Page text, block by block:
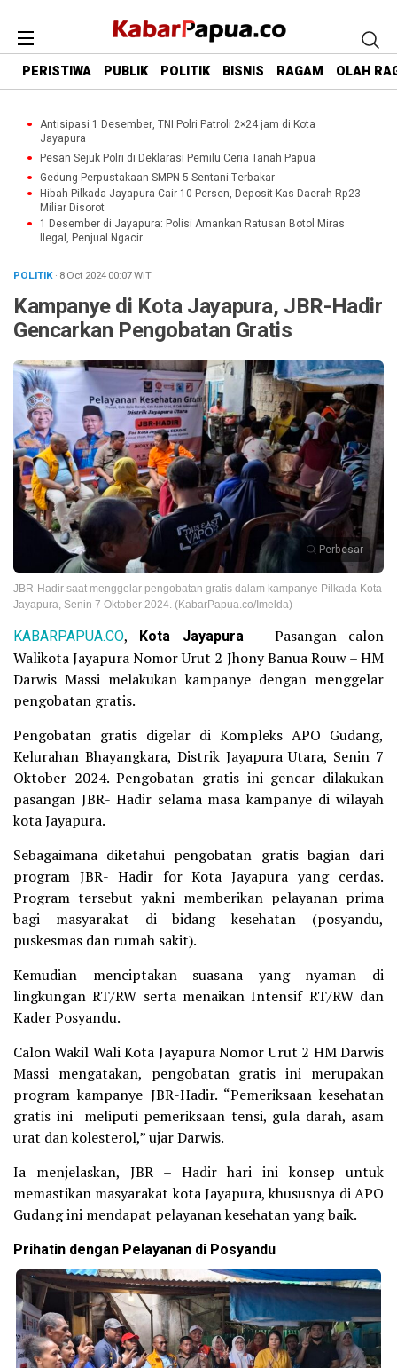
PERISTIWA PUBLIK POLITIK BISNIS RAGAM OLAH
Antisipasi 1 Desember, TNI Polri Patroli 2×24 jam di Kota
Jayapura
Pesan Sejuk Polri di Deklarasi Pemilu Ceria Tanah Papua
Gedung Perpustakaan SMPN 5 Sentani Terbakar
Hibah Pilkada Jayapura Cair 10 Persen, Deposit Kas Daerah Rp23
Miliar Disorot
1 Desember di Jayapura: Polisi Amankan Ratusan Botol Miras
Ilegal, Penjual Ngacir
POLITIK· 8 Oct 202400:07WIT
Kampanye di Kota Jayapura, JBR-Hadir
Gencarkan Pengobatan Gratis
Perbesar
JBR-Hadir saat menggelar pengobatan gratis dalam kampanye Pilkada Kota
Jayapura, Senin 7 Oktober 2024. (KabarPapua.co/Imelda)
KABARPAPUA.CO, Kota Jayapura– Pasangan calon
Walikota Jayapura Nomor Urut 2 Jhony Banua Rouw – HM
Darwis Massi melakukan kampanye dengan menggelar
pengobatan gratis.
Pengobatan gratis digelar di Kompleks APO Gudang,
Kelurahan Bhayangkara, Distrik Jayapura Utara, Senin 7
Oktober 2024. Pengobatan gratis ini gencar dilakukan
pasangan JBR- Hadir selama masa kampanye di wilayah
kota Jayapura.
Sebagaimana diketahui pengobatan gratis bagian dari
program JBR- Hadir for Kota Jayapura yang cerdas.
Program tersebut yakni memberikan pelayanan prima
bagi masyarakat di bidang kesehatan (posyandu,
puskesmas dan rumah sakit).
Kemudian menciptakan suasana yang nyaman di
lingkungan RT/RW serta menaikan Intensif RT/RW dan
Kader Posyandu.
Calon Wakil Wali Kota Jayapura Nomor Urut 2 HM Darwis
Massi mengatakan, pengobatan gratis ini merupakan
program kampanye JBR-Hadir. “Pemeriksaan kesehatan
gratis ini meliputi pemeriksaan tensi, gula darah, asam
urat dan kolesterol,” ujar Darwis.
Ia menjelaskan, JBR – Hadir hari ini konsep untuk
memastikan masyarakat kota Jayapura, khususnya di APO
Gudang ini mendapat pelayanan kesehatan yang baik.
Prihatin dengan Pelayanan di Posyandu